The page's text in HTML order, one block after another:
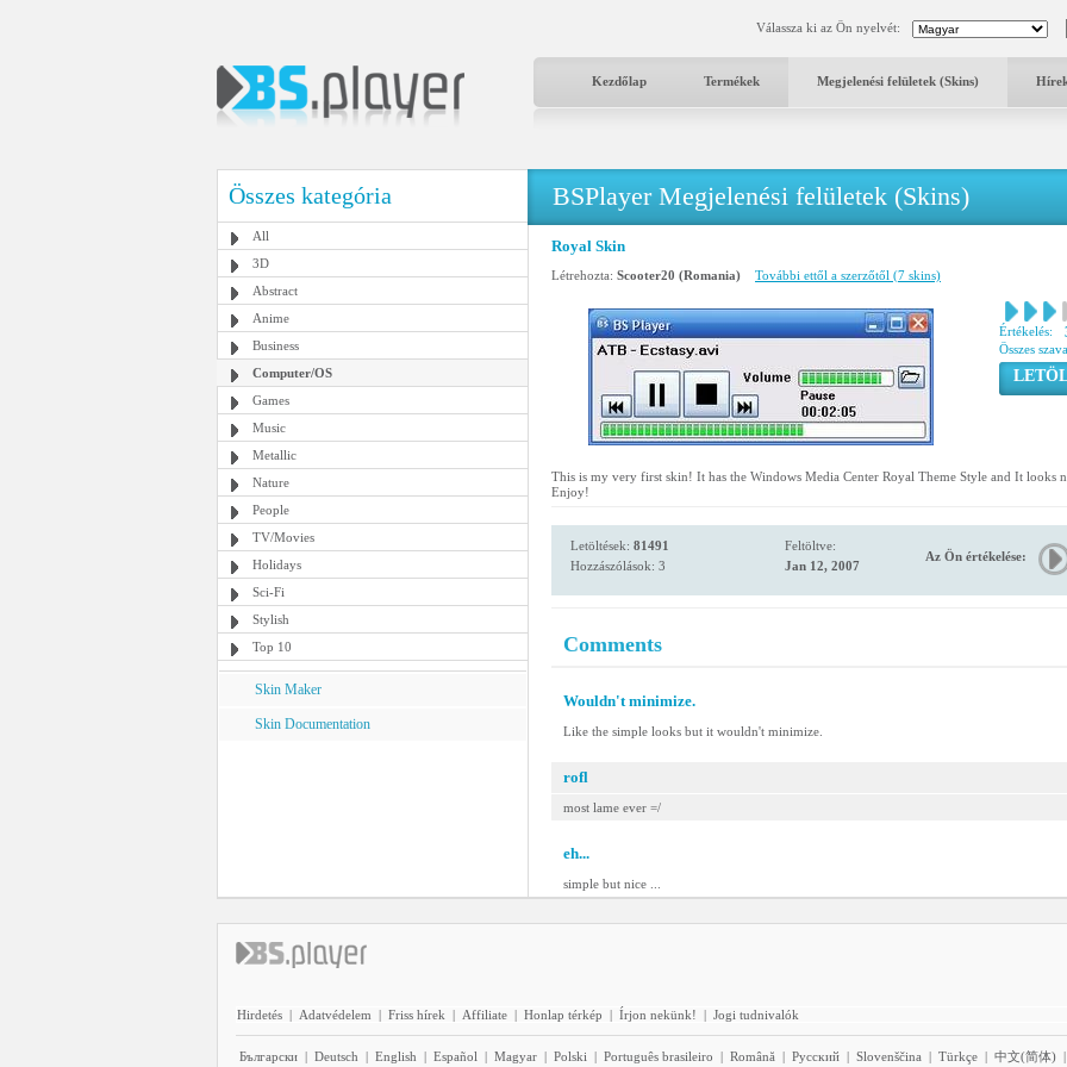
Válassza ki az Ön nyelvét:
Kezdőlap Termékek Megjelenési felületek (Skins)
Összes kategória
All
3D
Abstract
Anime
Business
Computer/OS
Games
Music
Metallic
Nature
People
TV/Movies
Holidays
Sci-Fi
Stylish
Top 10
Skin Maker
Skin Documentation
BSPlayer Megjelenési felületek (Skins)
Royal Skin
Létrehozta: Scooter20 (Romania) További ettől a szerzőtől (7 skins)
Értékelés:
Összes
This is my very first skin! It has the Windows Media Center Royal Theme Style and It looks
Enjoy!
Letöltések: 81491
Hozzászólások: 3
Feltöltve:
Jan 12, 2007
Az Ön értékelése:
Comments
Wouldn't minimize.
Like the simple looks but it wouldn't minimize.
rofl
most lame ever =/
eh...
simple but nice ...
Hirdetés | Adatvédelem | Friss hírek | Affiliate | Honlap térkép | Írjon nekünk! | Jogi tudnivalók
Български | Deutsch | English | Español | Magyar | Polski | Português brasileiro | Română | Pyccĸий | Slovenščina | Türkçe | 中文(简体)